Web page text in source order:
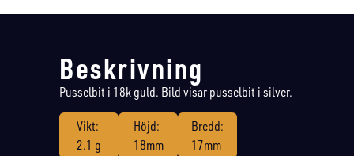
Beskrivning
Pusselbit i 18k guld. Bild visar pusselbit i silver.
Vikt:
2.1 g
Höjd:
18mm
Bredd:
17mm